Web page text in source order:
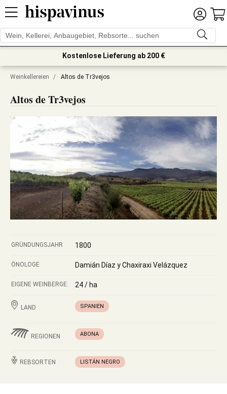
Kostenlose Lieferung ab 200 €
Weinkellereien / Altos de Tr3vejos
Altos de Tr3vejos
GRÜNDUNGSJAHR 1800
ÖNOLOGE Damián Díaz y Chaxiraxi Velázquez
EIGENE WEINBERGE: 24 / ha
LAND SPANIEN
REGIONEN ABONA
REBSORTEN LISTÁN NEGRO